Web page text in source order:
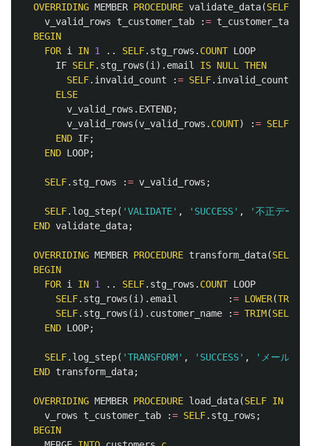
OVERRIDING MEMBER PROCEDURE validate_data(SELF
v_valid_rows
t_customer_tab := t_customer_tab
BEGIN
FOR i IN 1 .. SELF. stg_rows . COUNT LOOP
IF SELF. stg_rows (i ). email IS NULL
THEN
SELF. invalid_count := SELF. invalid_count
ELSE
v_valid_rows . EXTEND;
v_valid_rows (v_valid_rows . COUNT) := SELF
END IF;
END LOOP;
SELF. stg_rows := v_valid_rows ;
SELF. log_step( 'VALIDATE' , 'SUCCESS' ,
'不正デー
END validate_data;
OVERRIDING MEMBER PROCEDURE transform_data(SELF
BEGIN
FOR i IN 1 .. SELF. stg_rows . COUNT LOOP
SELF. stg_rows (i ). email := LOWER(TRIM
SELF. stg_rows (i ). customer_name := TRIM(SELF
END LOOP;
SELF. log_step( 'TRANSFORM' , 'SUCCESS' ,
'メールア
END transform_data;
OVERRIDING MEMBER PROCEDURE load_data(SELF IN
v_rows
t_customer_tab := SELF. stg_rows ;
BEGIN